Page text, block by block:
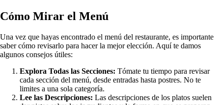
Cómo Mirar el Menú
Una vez que hayas encontrado el menú del restaurante, es importante
saber cómo revisarlo para hacer la mejor elección. Aquí te damos
algunos consejos útiles:
Explora Todas las Secciones: Tómate tu tiempo para revisar
cada sección del menú, desde entradas hasta postres. No te
limites a una sola categoría.
Lee las Descripciones: Las descripciones de los platos suelen